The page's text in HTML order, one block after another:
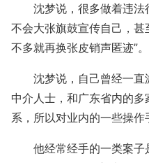
沈梦说，很多做着违
不会大张旗鼓宣传自己，
不多就再换张皮销声匿迹”。
沈梦说，自己曾经一
中介人士，和广东省内的
系，所以对业内的一些操作
他经常经手的一类案